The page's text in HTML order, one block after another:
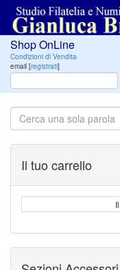
Shop OnLine
Condizioni di Vendita
email [registrati]
Il tuo carrello